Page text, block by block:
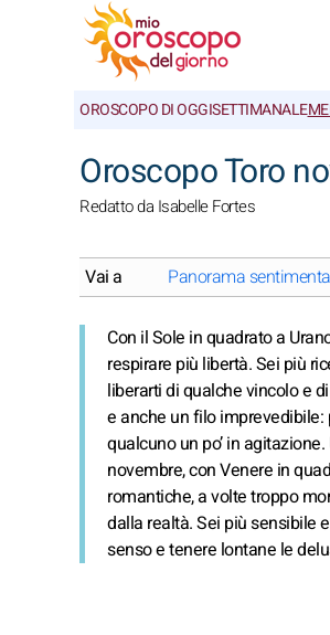
OROSCOPO DI OGGISETTIMANALE
Oroscopo Toro
Redatto da Isabelle Fortes
Vai a Panorama
Con il Sole in quadrato a
respirare più libertà. Sei più
liberarti di qualche vincolo e
e anche un filo
qualcuno un po’ in
novembre, con Venere in
romantiche, a volte troppo
dalla realtà. Sei più sensibile
senso e tenere lontane le